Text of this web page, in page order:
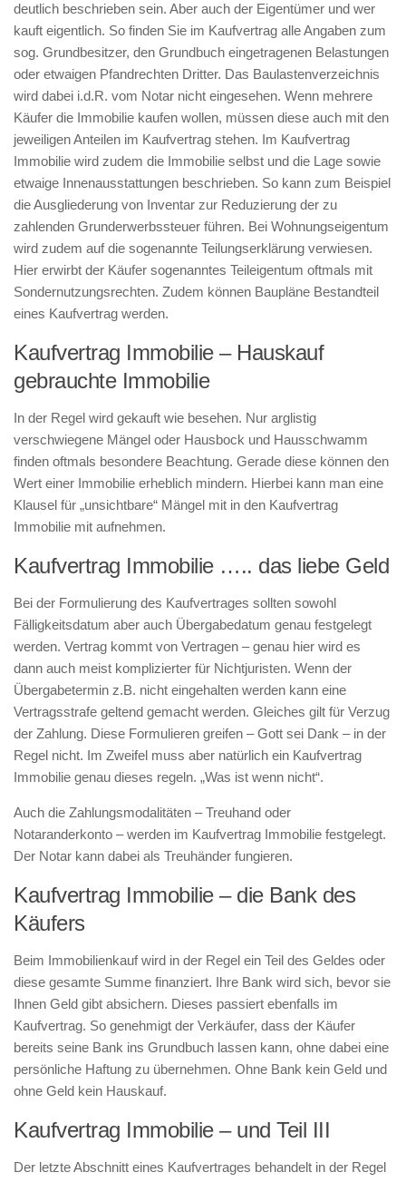
deutlich beschrieben sein. Aber auch der Eigentümer und wer
kauft eigentlich. So finden Sie im Kaufvertrag alle Angaben zum
sog. Grundbesitzer, den Grundbuch eingetragenen Belastungen
oder etwaigen Pfandrechten Dritter. Das Baulastenverzeichnis
wird dabei i.d.R. vom Notar nicht eingesehen. Wenn mehrere
Käufer die Immobilie kaufen wollen, müssen diese auch mit den
jeweiligen Anteilen im Kaufvertrag stehen. Im Kaufvertrag
Immobilie wird zudem die Immobilie selbst und die Lage sowie
etwaige Innenausstattungen beschrieben. So kann zum Beispiel
die Ausgliederung von Inventar zur Reduzierung der zu
zahlenden Grunderwerbssteuer führen. Bei Wohnungseigentum
wird zudem auf die sogenannte Teilungserklärung verwiesen.
Hier erwirbt der Käufer sogenanntes Teileigentum oftmals mit
Sondernutzungsrechten. Zudem können Baupläne Bestandteil
eines Kaufvertrag werden.
Kaufvertrag Immobilie – Hauskauf
gebrauchte Immobilie
In der Regel wird gekauft wie besehen. Nur arglistig
verschwiegene Mängel oder Hausbock und Hausschwamm
finden oftmals besondere Beachtung. Gerade diese können den
Wert einer Immobilie erheblich mindern. Hierbei kann man eine
Klausel für „unsichtbare“ Mängel mit in den Kaufvertrag
Immobilie mit aufnehmen.
Kaufvertrag Immobilie ….. das liebe Geld
Bei der Formulierung des Kaufvertrages sollten sowohl
Fälligkeitsdatum aber auch Übergabedatum genau festgelegt
werden. Vertrag kommt von Vertragen – genau hier wird es
dann auch meist komplizierter für Nichtjuristen. Wenn der
Übergabetermin z.B. nicht eingehalten werden kann eine
Vertragsstrafe geltend gemacht werden. Gleiches gilt für Verzug
der Zahlung. Diese Formulieren greifen – Gott sei Dank – in der
Regel nicht. Im Zweifel muss aber natürlich ein Kaufvertrag
Immobilie genau dieses regeln. „Was ist wenn nicht“.
Auch die Zahlungsmodalitäten – Treuhand oder
Notaranderkonto – werden im Kaufvertrag Immobilie festgelegt.
Der Notar kann dabei als Treuhänder fungieren.
Kaufvertrag Immobilie – die Bank des
Käufers
Beim Immobilienkauf wird in der Regel ein Teil des Geldes oder
diese gesamte Summe finanziert. Ihre Bank wird sich, bevor sie
Ihnen Geld gibt absichern. Dieses passiert ebenfalls im
Kaufvertrag. So genehmigt der Verkäufer, dass der Käufer
bereits seine Bank ins Grundbuch lassen kann, ohne dabei eine
persönliche Haftung zu übernehmen. Ohne Bank kein Geld und
ohne Geld kein Hauskauf.
Kaufvertrag Immobilie – und Teil III
Der letzte Abschnitt eines Kaufvertrages behandelt in der Regel